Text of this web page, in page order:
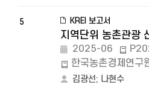
5 KREI 보고서
지역단위 농촌관광
2025-06
한국농촌경제연구
김광선; 나현수